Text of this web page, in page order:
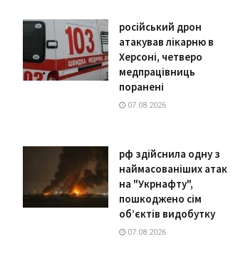
російський дрон
атакував лікарню в
Херсоні, четверо
медпрацівниць
поранені
07.08.2026
рф здійснила одну з
наймасованіших атак
на "Укрнафту",
пошкоджено сім
об’єктів видобутку
07.08.2026